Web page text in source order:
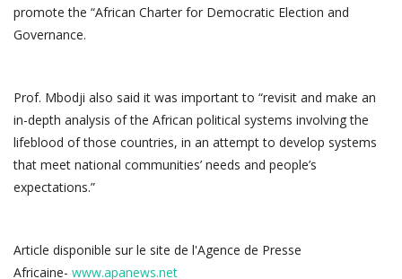
promote the “African Charter for Democratic Election and
Governance.
Prof. Mbodji also said it was important to “revisit and make an
in-depth analysis of the African political systems involving the
lifeblood of those countries, in an attempt to develop systems
that meet national communities’ needs and people’s
expectations.”
Article disponible sur le site de l'Agence de Presse
Africaine- www.apanews.net